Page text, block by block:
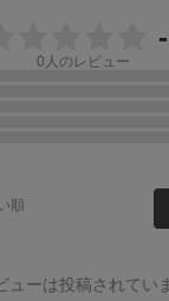
-
0 人のレビュー
順
ューは投稿されてい